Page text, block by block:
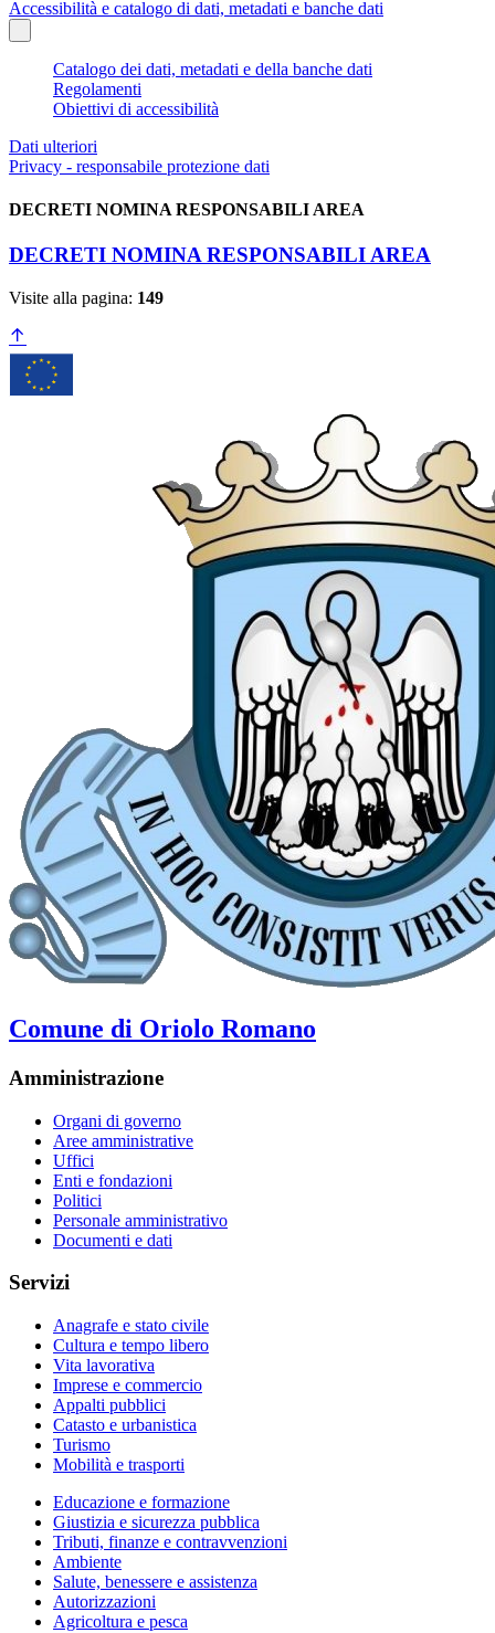
Accessibilità e catalogo di dati, metadati e banche dati
Catalogo dei dati, metadati e della banche dati
Regolamenti
Obiettivi di accessibilità
Dati ulteriori
Privacy - responsabile protezione dati
DECRETI NOMINA RESPONSABILI AREA
DECRETI NOMINA RESPONSABILI AREA
Visite alla pagina: 149
Comune di Oriolo Romano
Amministrazione
Organi di governo
Aree amministrative
Uffici
Enti e fondazioni
Politici
Personale amministrativo
Documenti e dati
Servizi
Anagrafe e stato civile
Cultura e tempo libero
Vita lavorativa
Imprese e commercio
Appalti pubblici
Catasto e urbanistica
Turismo
Mobilità e trasporti
Educazione e formazione
Giustizia e sicurezza pubblica
Tributi, finanze e contravvenzioni
Ambiente
Salute, benessere e assistenza
Autorizzazioni
Agricoltura e pesca